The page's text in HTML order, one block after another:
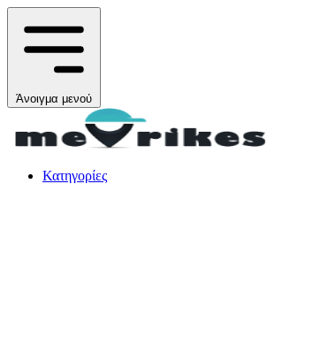
Άνοιγμα μενού
Κατηγορίες